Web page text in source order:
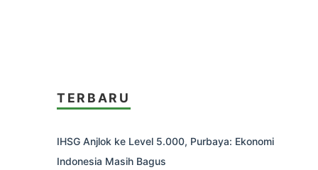
TERBARU
IHSG Anjlok ke Level 5.000, Purbaya: Ekonomi
Indonesia Masih Bagus